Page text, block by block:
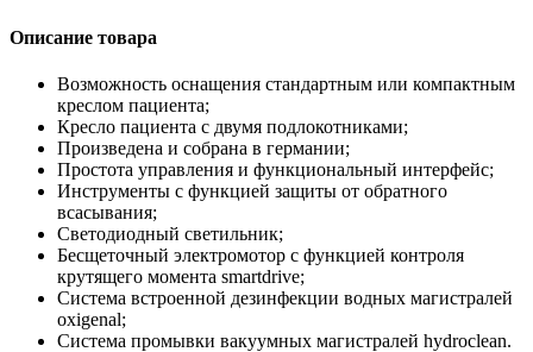
Описание товара
Возможность оснащения стандартным или компактным
креслом пациента;
Кресло пациента с двумя подлокотниками;
Произведена и собрана в германии;
Простота управления и функциональный интерфейс;
Инструменты с функцией защиты от обратного
всасывания;
Светодиодный светильник;
Бесщеточный электромотор с функцией контроля
крутящего момента smartdrive;
Система встроенной дезинфекции водных магистралей
oxigenal;
Система промывки вакуумных магистралей hydroclean.